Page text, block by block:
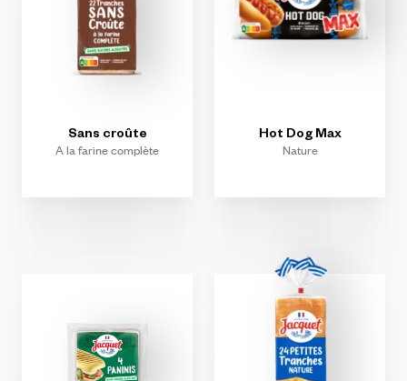
Sans croûte
A la farine complète
Hot Dog Max
Nature